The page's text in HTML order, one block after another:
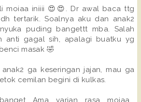
moiaa iniiii 😍😍. Dr awal baca ttg
tertarik. Soalnya aku dan anak2
puding bangettt mba. Salah
anti gagal sih, apalagi buatku yg
masak 🤣
ga keseringan jajan, mau ga
cemilan begini di kulkas.
Ama varian rasa moiaa...